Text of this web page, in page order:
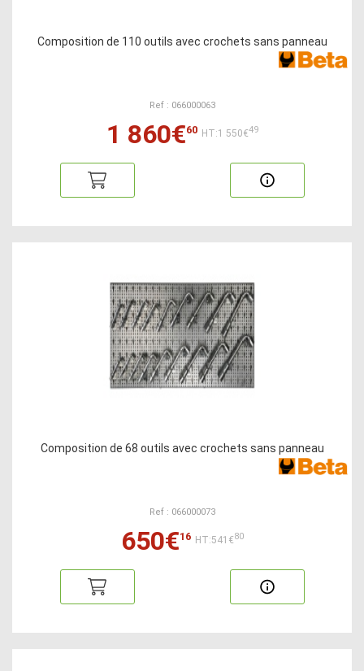
Composition de 110 outils avec crochets sans panneau
Ref : 066000063
1 860€60 HT:1 550€49
Composition de 68 outils avec crochets sans panneau
Ref : 066000073
650€16 HT:541€80